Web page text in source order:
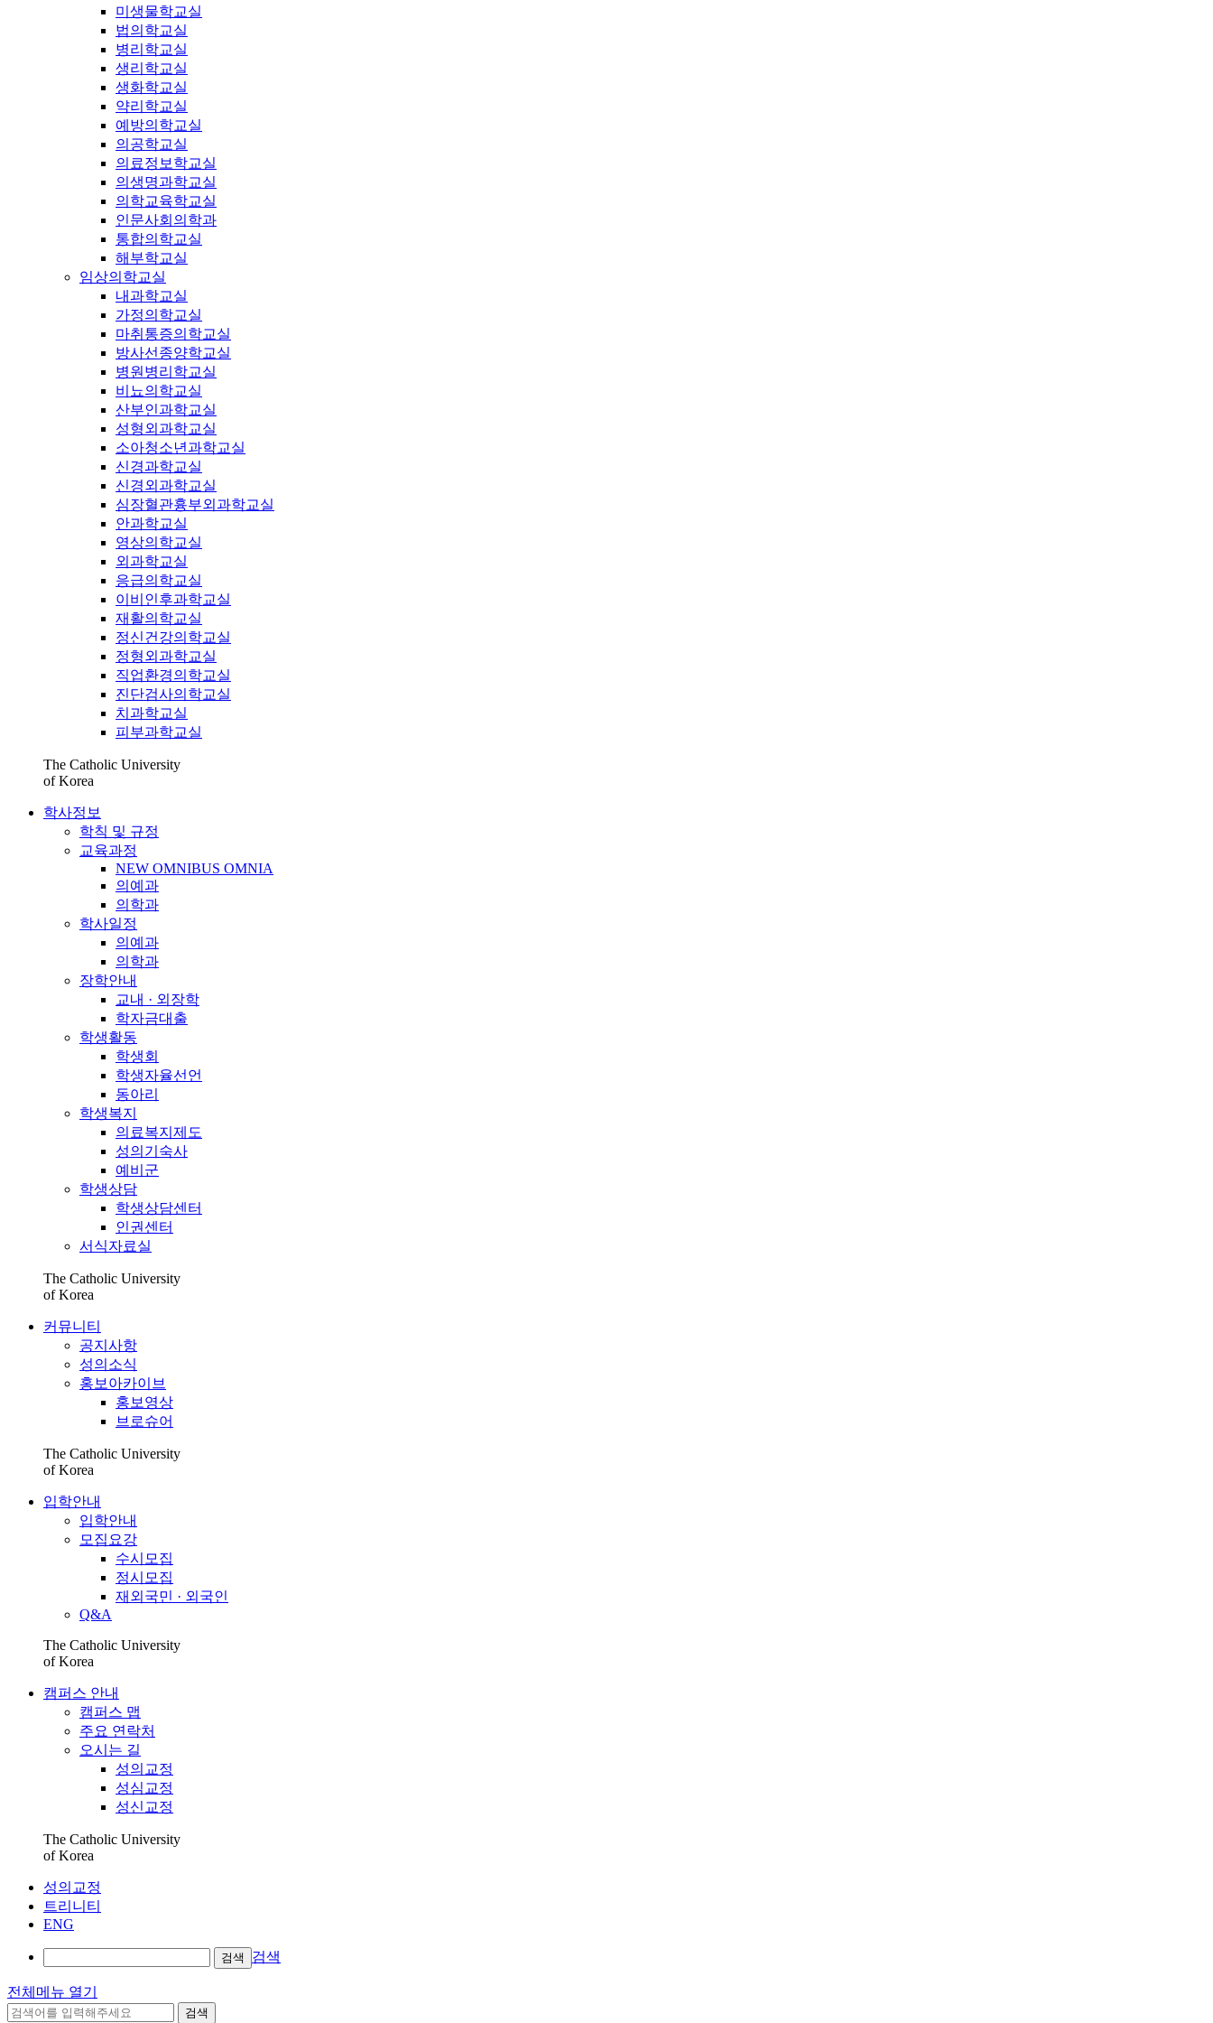
미생물학교실
법의학교실
병리학교실
생리학교실
생화학교실
약리학교실
예방의학교실
의공학교실
의료정보학교실
의생명과학교실
의학교육학교실
인문사회의학과
통합의학교실
해부학교실
임상의학교실
내과학교실
가정의학교실
마취통증의학교실
방사선종양학교실
병원병리학교실
비뇨의학교실
산부인과학교실
성형외과학교실
소아청소년과학교실
신경과학교실
신경외과학교실
심장혈관흉부외과학교실
안과학교실
영상의학교실
외과학교실
응급의학교실
이비인후과학교실
재활의학교실
정신건강의학교실
정형외과학교실
직업환경의학교실
진단검사의학교실
치과학교실
피부과학교실
The Catholic University
of Korea
학사정보
학칙 및 규정
교육과정
NEW OMNIBUS OMNIA
의예과
의학과
학사일정
의예과
의학과
장학안내
교내 · 외장학
학자금대출
학생활동
학생회
학생자율선언
동아리
학생복지
의료복지제도
성의기숙사
예비군
학생상담
학생상담센터
인권센터
서식자료실
The Catholic University
of Korea
커뮤니티
공지사항
성의소식
홍보아카이브
홍보영상
브로슈어
The Catholic University
of Korea
입학안내
입학안내
모집요강
수시모집
정시모집
재외국민 · 외국인
Q&A
The Catholic University
of Korea
캠퍼스 안내
캠퍼스 맵
주요 연락처
오시는 길
성의교정
성심교정
성신교정
The Catholic University
of Korea
성의교정
트리니티
ENG
검색 검색
전체메뉴 열기
검색